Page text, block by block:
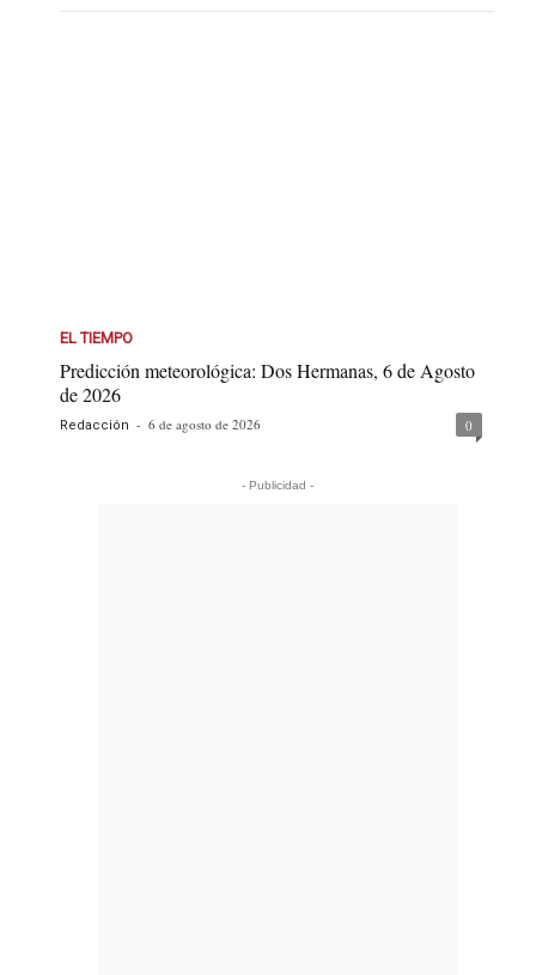
EL TIEMPO
Predicción meteorológica: Dos Hermanas, 6 de Agosto
de 2026
Redacción - 6 de agosto de 2026 0
- Publicidad -